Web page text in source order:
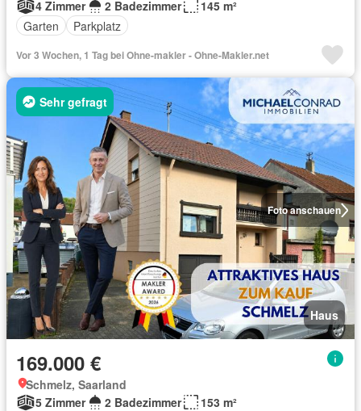
4 Zimmer 2 Badezimmer
145 m²
Garten
Parkplatz
Vor 3 Wochen, 1 Tag bei Ohne-makler - Ohne-Makler.net
Foto anschauen
Sehr gefragt
Haus
169.000 €
Schmelz, Saarland
5 Zimmer
2 Badezimmer
153 m²